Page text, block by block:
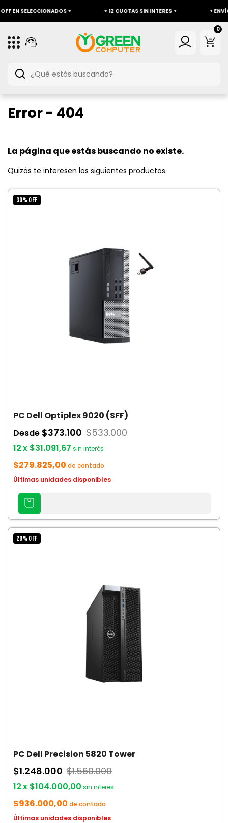
SELECCIONADOS + + 12 CUOTAS SIN INTERES + + ENVÍO
0
Error - 404
La página que estás buscando no existe.
Quizás te interesen los siguientes productos.
30%OFF
PC Dell Optiplex 9020 (SFF)
Desde $373.100 $533.000
12x $31.091,67 sin interés
$279.825,00 de contado
Últimas unidades disponibles
AGREGAR
CARRITO
20%OFF
PC Dell Precision 5820 Tower
$1.248.000 $1.560.000
12x $104.000,00 sin interés
$936.000,00 de contado
Últimas unidades disponibles